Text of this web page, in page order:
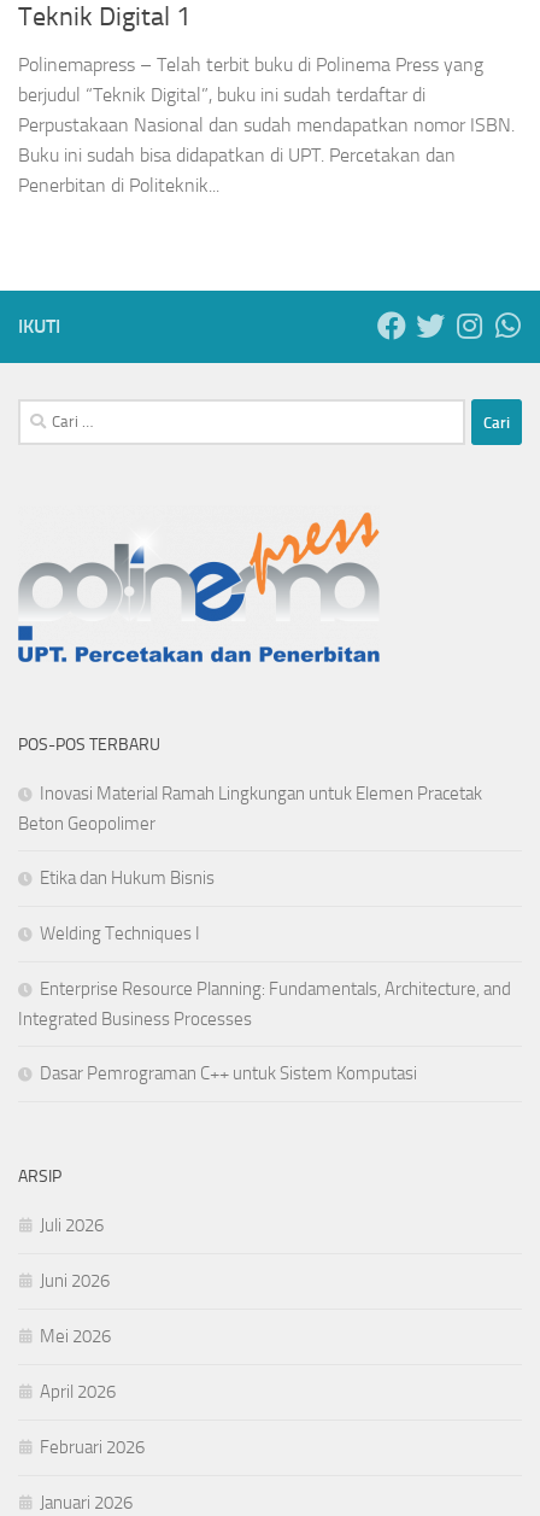
Teknik Digital 1
Polinemapress – Telah terbit buku di Polinema Press yang
berjudul “Teknik Digital”, buku ini sudah terdaftar di
Perpustakaan Nasional dan sudah mendapatkan nomor ISBN.
Buku ini sudah bisa didapatkan di UPT. Percetakan dan
Penerbitan di Politeknik...
IKUTI
Cari
untuk:
POS-POS TERBARU
Inovasi Material Ramah Lingkungan untuk Elemen Pracetak
Beton Geopolimer
Etika dan Hukum Bisnis
Welding Techniques I
Enterprise Resource Planning: Fundamentals, Architecture, and
Integrated Business Processes
Dasar Pemrograman C++ untuk Sistem Komputasi
ARSIP
Juli 2026
Juni 2026
Mei 2026
April 2026
Februari 2026
Januari 2026